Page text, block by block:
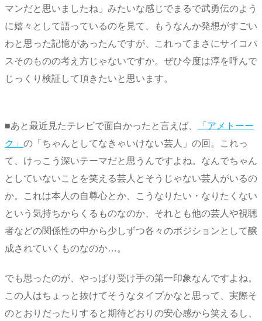
マンだと思いましたね」みたいな感じでまるで武勇伝のよう
に嬉々として語っているのを見て、もうなんか発想がすごい
わと思った記憶があったんですが、これってまさにサイコパ
スそのものの考え方じゃないですか。ぜひ今度は淳を呼んで
じっくり検証して頂きたいと思います。
■あと最近見たテレビで面白かったと言えば、
「アメトーー
ク」 の「ちゃんとしてなきゃいけない芸人」の回。これっ
て、けっこう深いテーマだと思うんですよね。なんでちゃん
としていないことを笑える芸人とそうじゃない芸人がいるの
か。これは本人の自尊心とか、こうなりたい・なりたくない
という気持ちからくるものなのか、それとも他の芸人や視聴
者などの関係性の中から少しずつ各々のポジションとして醸
成されていくものなのか…。
でも思ったのが、やっぱり受け手の第一印象なんですよね。
この人はちょっと抜けてそうなタイプかなと思って、実際そ
のとおりだったりすると期待どおりの安心感から笑えるし、